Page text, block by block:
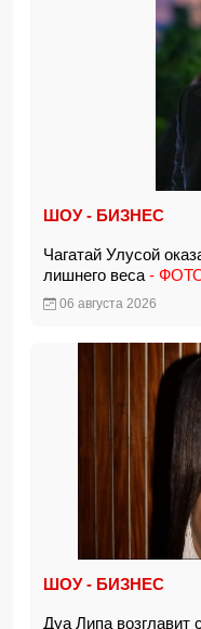
ШОУ - БИЗНЕС
Чагатай Улусой
лишнего веса -
06 августа 2026
ШОУ - БИЗНЕС
Дуа Липа возглавит